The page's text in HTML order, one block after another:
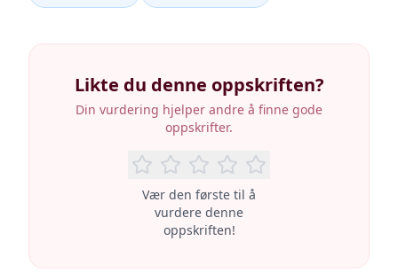
Likte du denne oppskriften?
Din vurdering hjelper andre å finne gode
oppskrifter.
Vær den første til å
vurdere denne
oppskriften!